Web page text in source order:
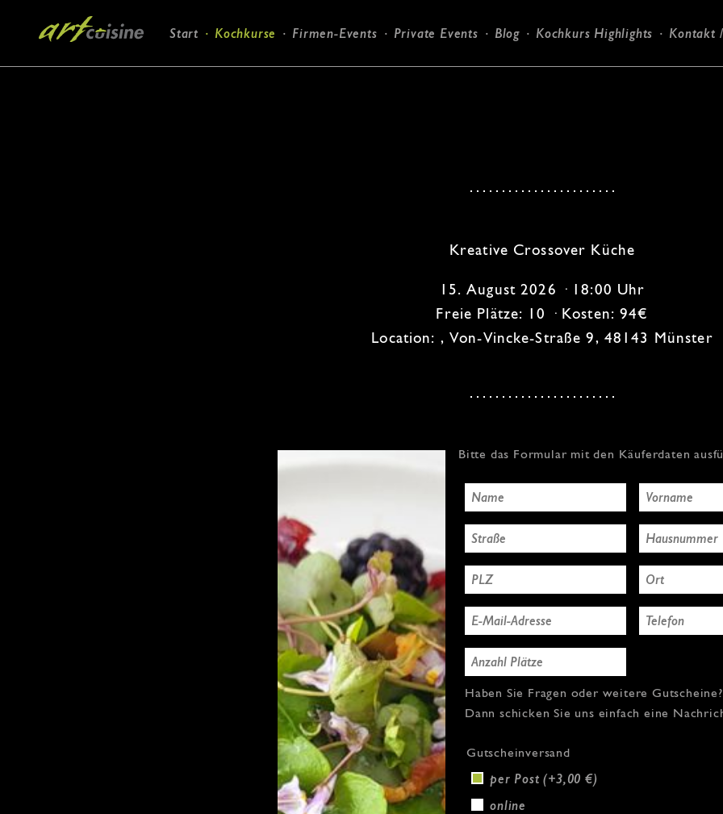
Navigation
Start Kochkurse Firmen-Events Private Events Blog Kochkurs Highlights Kontakt
Kreative Crossover Küche
15. August 2026 · 18:00 Uhr
Freie Plätze: 10 · Kosten: 94€
Location: , Von-Vincke-Straße 9, 48143 Münster
Bitte das Formular mit den Käuferdaten
Haben Sie Fragen oder weitere Gutscheine?
Dann schicken Sie uns einfach eine
Gutscheinversand
per Post (+3,00 €)
online